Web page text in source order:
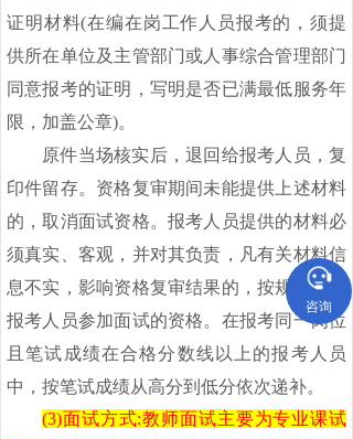
证明材料(在编在岗工作人员报考的，须提
供所在单位及主管部门或人事综合管理部门
同意报考的证明，写明是否已满最低服务年
限，加盖公章)。
原件当场核实后，退回给报考人员，复
印件留存。资格复审期间未能提供上述材料
的，取消面试资格。报考人员提供的材料必
须真实、客观，并对其负责，凡有关材料信
息不实，影响资格复审结果的，按规定取消
报考人员参加面试的资格。在报考同一岗位
且笔试成绩在合格分数线以上的报考人员
中，按笔试成绩从高分到低分依次递补。
(3)面试方式:教师面试主要为专业课试
咨询